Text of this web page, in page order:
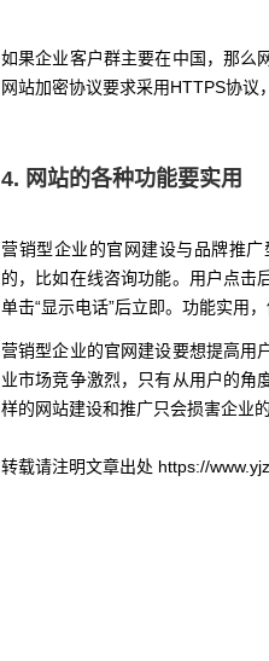
如果企业客户群主要在中国，那么
网站加密协议要求采用HTTPS协议
4. 网站的各种功能要实用
营销型企业的官网建设与品牌推
的，比如在线咨询功能。用户点击
单击“显示电话”后立即。功能实用
营销型企业的官网建设要想提高用
业市场竞争激烈，只有从用户的角
样的网站建设和推广只会损害企业的
转载请注明文章出处 https://